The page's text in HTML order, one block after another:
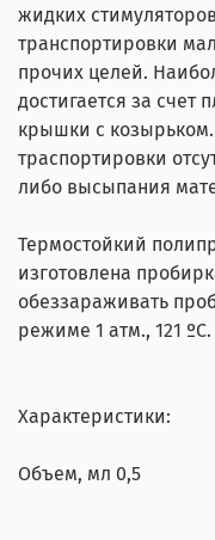
жидких
транспортировки
прочих целей.
достигается за
крышки с
траспортировки
либо высыпания
Термостойкий
изготовлена
обеззараживать
режиме 1 атм., 121 ºС.
Характеристики:
Объем, мл 0,5